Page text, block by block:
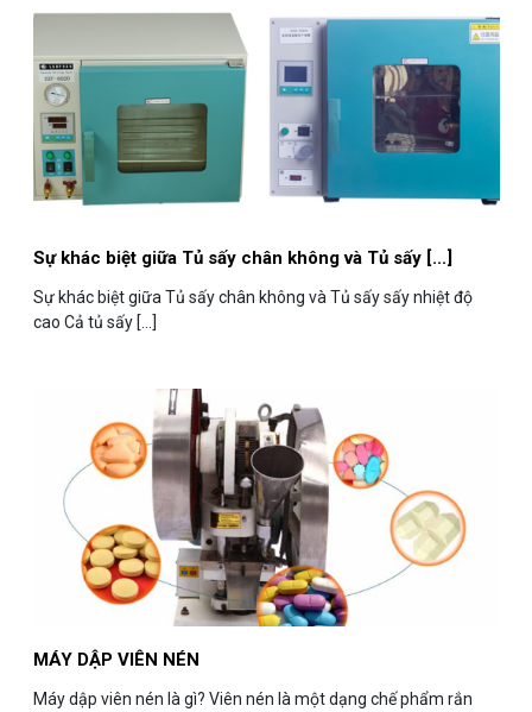
​Sự khác biệt giữa Tủ sấy chân không và Tủ sấy [...]
Sự khác biệt giữa Tủ sấy chân không và Tủ sấy sấy nhiệt độ
cao Cả tủ sấy [...]
MÁY DẬP VIÊN NÉN
​Máy dập viên nén là gì? Viên nén là một dạng chế phẩm rắn